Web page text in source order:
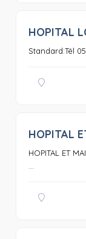
HOPITAL
Standard:Tél 05
HOPITAL
HOPITAL ET